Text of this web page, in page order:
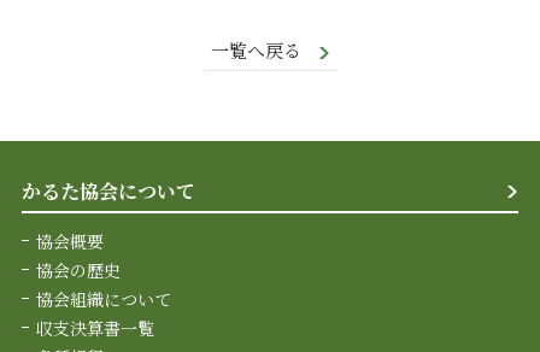
一覧へ戻る
かるた協会について
協会概要
協会の歴史
協会組織について
収支決算書一覧